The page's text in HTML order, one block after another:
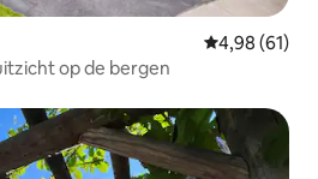
Gemiddelde
4,98 (61)
op de bergen